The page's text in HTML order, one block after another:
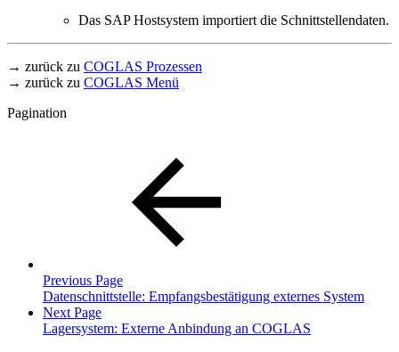
Das SAP Hostsystem importiert die Schnittstellendaten.
→ zurück zu COGLAS Prozessen
→ zurück zu COGLAS Menü
Pagination
Previous Page
Datenschnittstelle: Empfangsbestätigung externes System
Next Page
Lagersystem: Externe Anbindung an COGLAS